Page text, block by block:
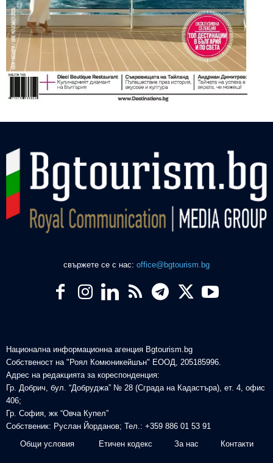
свържете се с нас: office@bgtourism.bg
Национална информационна агенция Bgtourism.bg
Собственост на "Роял Комюникейшън" ЕООД, 205185996.
Адрес на редакцията за кореспонденция:
Гр. Добрич, бул. “Добруджа” № 28 (Сграда на Кадастъра), ет. 4, офис
406;
Гр. София, жк “Овча Купел”
Собственик: Руслан Йорданов; Тел.: +359 886 01 53 91
Общи условия
Етичен кодекс За нас Контакти